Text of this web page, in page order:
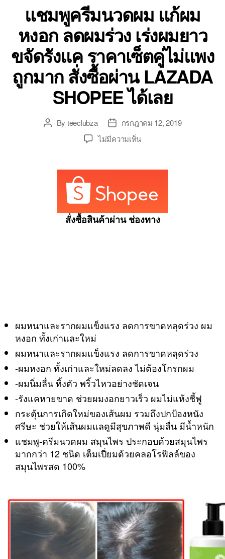
แชมพูครีมนวดผม แก้ผม
หงอก ลดผมร่วง เร่งผมยาว
ขจัดรังแค ราคาเซ็ตคู่ไม่แพง
ถูกมาก สั่งซื้อผ่าน LAZADA
SHOPEE ได้เลย
PostBy teeclubza
Postกรกฎาคม 12, 2019
ไม่มีความเห็นบน
นวด
แก้
ผม
หงอก
ลด
คา
ไม่
แพง
ถูก
มาก
สั่ง
ซื้อ
ผ่าน
LAZADA
SHOPEE
ได้
สั่งซื้อสินค้าผ่าน ช่องทาง
ผมหนาและรากผมแข็งแรง ลดการขาดหลุดร่วง ผม
หงอก ทั้งเก่าและใหม่
ผมหนาและรากผมแข็งแรง ลดการขาดหลุดร่วง
-ผมหงอก ทั้งเก่าและใหม่ลดลง ไม่ต้องโกรกผม
-ผมนิ่มลื่น ทิ้งตัว พริ้วไหวอย่างชัดเจน
-รังแคหายขาด ช่วยผมงอกยาวเร็ว ผมไม่แห้งชี้ฟู
กระตุ้นการเกิดใหม่ของเส้นผม รวมถึงปกป้องหนัง
ศรีษะ ช่วยให้เส้นผมแลดูมีสุขภาพดี นุ่มลื่น มีน้ำหนัก
แชมพู-ครีมนวดผม สมุนไพร ประกอบด้วยสมุนไพร
มากกว่า 12 ชนิด เต็มเปี่ยมด้วยคลอโรฟิลล์ของ
สมุนไพรสด 100%